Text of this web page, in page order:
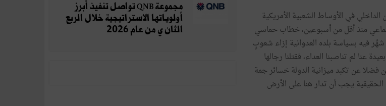
في الأوساط الشعبية الأمريكية
منذ أقل من أسبوعين، خطاب حماسي
فيه بسياسة بلده العدوانية إزاء شعوبٍ
عنا لم تناصبنا العداء، فقتلنا رجالها
فضلا عن تكبد ميزانية الدولة خسائر جمة
الحقيقية يجب أن تدار هنا على الأرض
مجموعة QNB تواصل تنفيذ أبرز
أولوياتها الاستراتيجية خلال الربع
الثان ي من عام 2026